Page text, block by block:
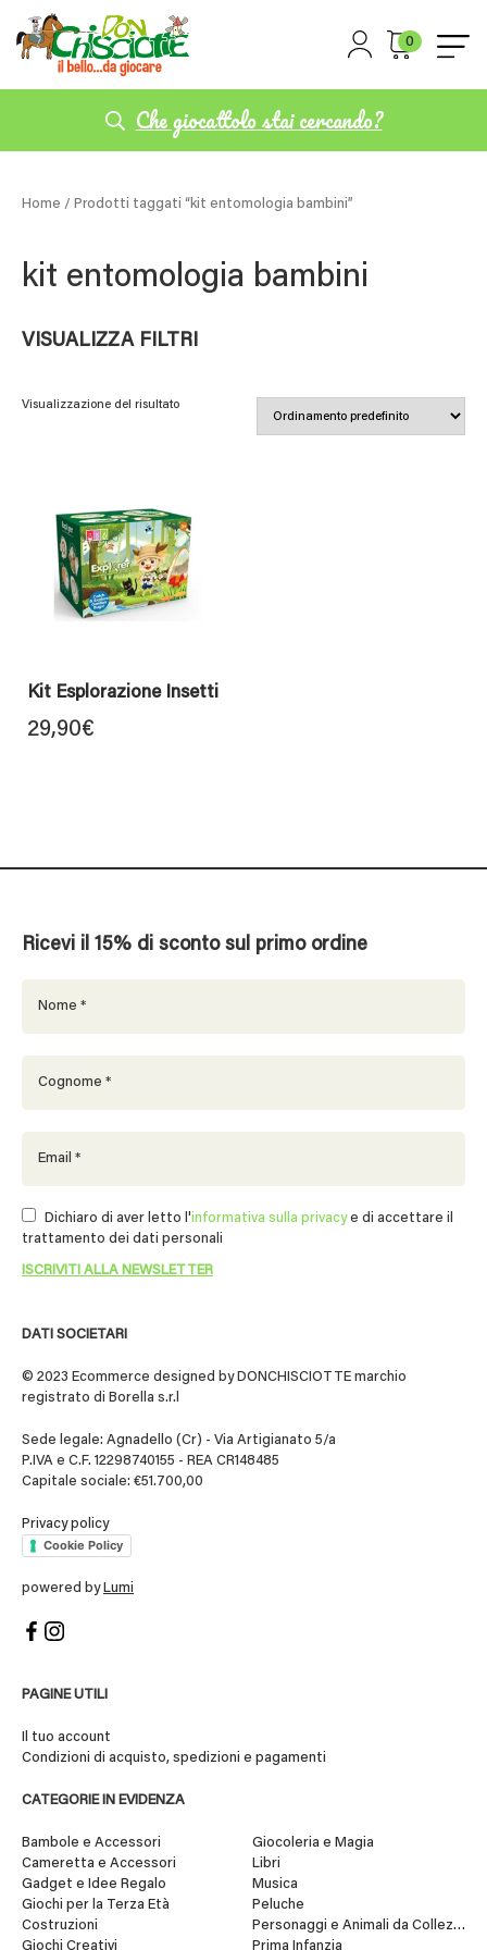
0
Che giocattolo stai cercando?
Home / Prodotti taggati “kit entomologia bambini”
kit entomologia bambini
VISUALIZZA FILTRI
Visualizzazione del risultato
Kit Esplorazione Insetti
29,90€
DATI SOCIETARI
© 2023 Ecommerce designed by DONCHISCIOTTE marchio
registrato di Borella s.r.l
Sede legale: Agnadello (Cr) - Via Artigianato 5/a
P.IVA e C.F. 12298740155 - REA CR148485
Capitale sociale: €51.700,00
Privacy policy
Cookie Policy
powered by Lumi
PAGINE UTILI
Il tuo account
Condizioni di acquisto, spedizioni e pagamenti
CATEGORIE IN EVIDENZA
Bambole e Accessori
Cameretta e Accessori
Gadget e Idee Regalo
Giochi per la Terza Età
Costruzioni
Giochi Creativi
Giocoleria e Magia
Libri
Musica
Peluche
Personaggi e Animali da Collezione
Prima Infanzia
Ricevi il 15% di sconto sul primo ordine
Dichiaro di aver letto l'informativa sulla privacye di accettare il
trattamento dei dati personali